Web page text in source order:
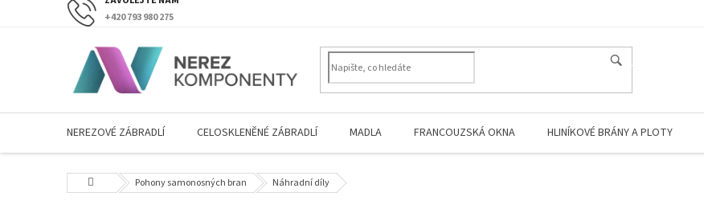
+420 793 980 275
NEREZOVÉ ZÁBRADLÍ CELOSKLENĚNÉ ZÁBRADLÍ MADLA FRANCOUZSKÁ OKNA HLINÍKOVÉ BRÁNY A PLOTY
Domů Pohony samonosných bran Náhradní díly